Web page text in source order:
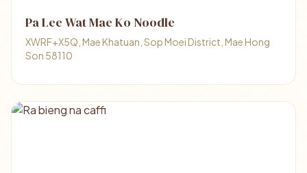
Pa Lee Wat Mae Ko Noodle
XWRF+X5Q, Mae Khatuan, Sop Moei District, Mae Hong
Son 58110